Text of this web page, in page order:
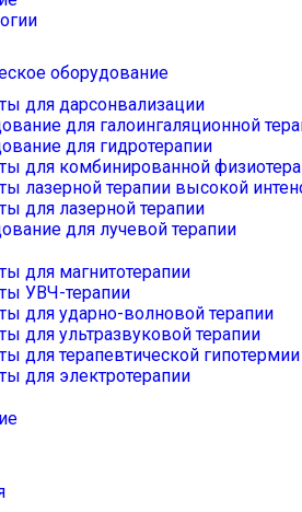
оборудование
для дарсонвализации
для галоингаляционной
для гидротерапии
для комбинированной
лазерной терапии высокой
для лазерной терапии
для лучевой терапии
для магнитотерапии
УВЧ-терапии
для ударно-волновой терапии
для ультразвуковой терапии
для терапевтической
для электротерапии